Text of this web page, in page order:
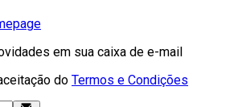
em sua caixa de e-mail
do Termos e Condições